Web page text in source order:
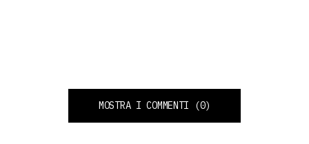
MOSTRA I COMMENTI (0)